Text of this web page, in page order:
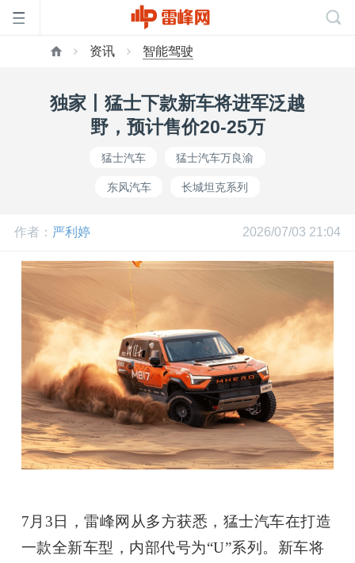
网
公
课
活
中
资讯 智能驾驶
独家丨猛士下款新车将进军泛越
野，预计售价20-25万
猛士汽车 猛士汽车万良渝
东风汽车 长城坦克系列
作者： 严利婷 2026/07/03 21:04
7 月 3日，雷峰网从多方获悉，猛士汽车在打造
一款全新车型，内部代号为“U”系列。新车将